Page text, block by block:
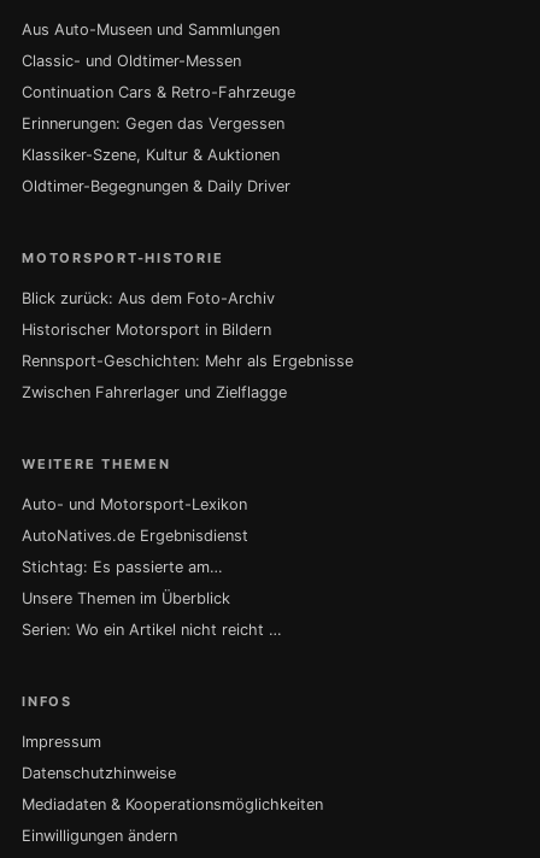
Aus Auto-Museen und Sammlungen
Classic- und Oldtimer-Messen
Continuation Cars & Retro-Fahrzeuge
Erinnerungen: Gegen das Vergessen
Klassiker-Szene, Kultur & Auktionen
Oldtimer-Begegnungen & Daily Driver
MOTORSPORT-HISTORIE
Blick zurück: Aus dem Foto-Archiv
Historischer Motorsport in Bildern
Rennsport-Geschichten: Mehr als Ergebnisse
Zwischen Fahrerlager und Zielflagge
WEITERE THEMEN
Auto- und Motorsport-Lexikon
AutoNatives.de Ergebnisdienst
Stichtag: Es passierte am…
Unsere Themen im Überblick
Serien: Wo ein Artikel nicht reicht …
INFOS
Impressum
Datenschutzhinweise
Mediadaten & Kooperationsmöglichkeiten
Einwilligungen ändern